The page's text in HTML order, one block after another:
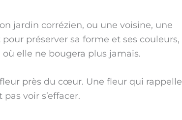
jardin corrézien, ou une voisine, une
préserver sa forme et ses couleurs,
elle ne bougera plus jamais.
près du cœur. Une fleur qui rappelle
voir s’effacer.